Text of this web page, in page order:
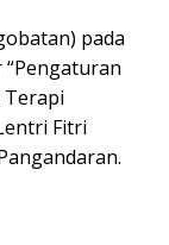
pada
“Pengaturan
Terapi
Fitri